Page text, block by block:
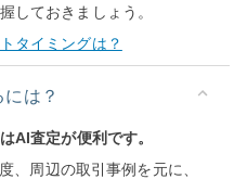
しておきましょう。
タイミングは？
は？
AI査定が便利です。
、周辺の取引事例を元に、